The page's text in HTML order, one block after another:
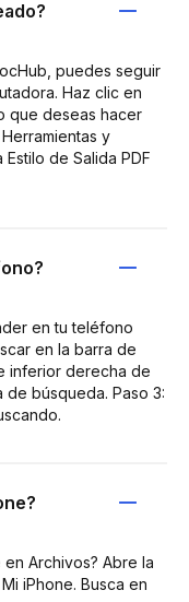
puedes seguir
Haz clic en
que deseas hacer
y
de Salida PDF
en tu teléfono
en la barra de
inferior derecha de
de búsqueda. Paso 3:
Archivos? Abre la
iPhone. Busca en